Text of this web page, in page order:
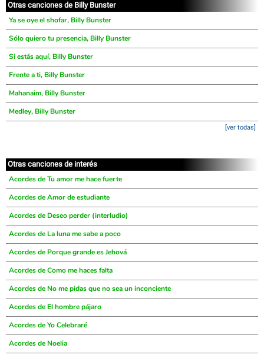
Otras canciones de Billy Bunster
Ya se oye el shofar, Billy Bunster
Sólo quiero tu presencia, Billy Bunster
Si estás aquí, Billy Bunster
Frente a ti, Billy Bunster
Mahanaim, Billy Bunster
Medley, Billy Bunster
[ver todas]
Otras canciones de interés
Acordes de Tu amor me hace fuerte
Acordes de Amor de estudiante
Acordes de Deseo perder (interludio)
Acordes de La luna me sabe a poco
Acordes de Porque grande es Jehová
Acordes de Como me haces falta
Acordes de No me pidas que no sea un inconciente
Acordes de El hombre pájaro
Acordes de Yo Celebraré
Acordes de Noelia